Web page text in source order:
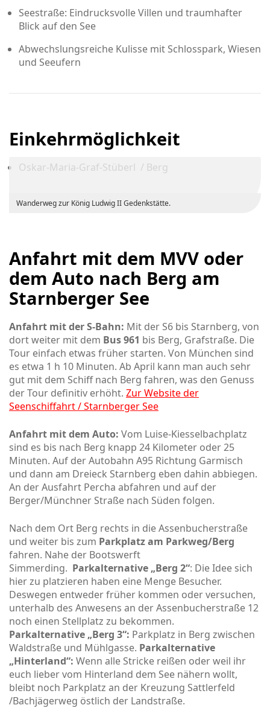
Seestraße: Eindrucksvolle Villen und traumhafter
Blick auf den See
Abwechslungsreiche Kulisse mit Schlosspark, Wiesen
und Seeufern
Einkehrmöglichkeit
Oskar-Maria-Graf-Stüberl / Berg
Wanderweg zur König Ludwig II Gedenkstätte.
Anfahrt mit dem MVV oder
dem Auto nach Berg am
Starnberger See
Anfahrt mit der S-Bahn: Mit der S6 bis Starnberg, von
dort weiter mit dem Bus 961 bis Berg, Grafstraße. Die
Tour einfach etwas früher starten. Von München sind
es etwa 1 h 10 Minuten. Ab April kann man auch sehr
gut mit dem Schiff nach Berg fahren, was den Genuss
der Tour definitiv erhöht. ZurWebsite der
Seenschiffahrt / Starnberger See
Anfahrt mit dem Auto: Vom Luise-Kiesselbachplatz
sind es bis nach Berg knapp 24 Kilometer oder 25
Minuten. Auf der Autobahn A95 Richtung Garmisch
und dann am Dreieck Starnberg eben dahin abbiegen.
An der Ausfahrt Percha abfahren und auf der
Berger/Münchner Straße nach Süden folgen.
Nach dem Ort Berg rechts in die Assenbucherstraße
und weiter bis zum Parkplatz am Parkweg/Berg
fahren. Nahe der Bootswerft
Simmerding. Parkalternative „Berg 2“: Die Idee sich
hier zu platzieren haben eine Menge Besucher.
Deswegen entweder früher kommen oder versuchen,
unterhalb des Anwesens an der Assenbucherstraße 12
noch einen Stellplatz zu bekommen.
Parkalternative „Berg 3“: Parkplatz in Berg zwischen
Waldstraße und Mühlgasse. Parkalternative
„Hinterland“: Wenn alle Stricke reißen oder weil ihr
euch lieber vom Hinterland dem See nähern wollt,
bleibt noch Parkplatz an der Kreuzung Sattlerfeld
/Bachjägerweg östlich der Landstraße.